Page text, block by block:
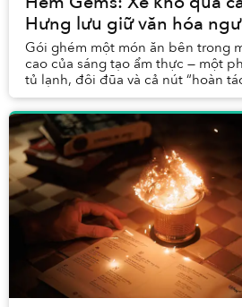
Hưng lưu giữ văn hóa
Gói ghém một món ăn bên trong
cao của sáng tạo ẩm thực — một
tủ lạnh, đôi đũa và cả nút “hoàn
Gmail.